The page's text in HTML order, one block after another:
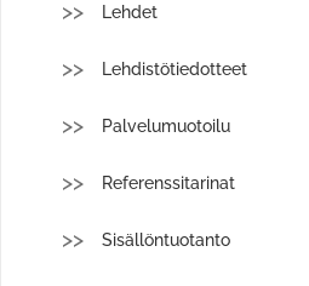
Lehdet
Lehdistötiedotteet
Palvelumuotoilu
Referenssitarinat
Sisällöntuotanto